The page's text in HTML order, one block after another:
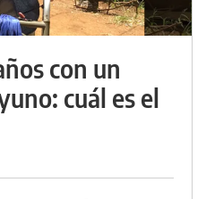
con un
cuál es el